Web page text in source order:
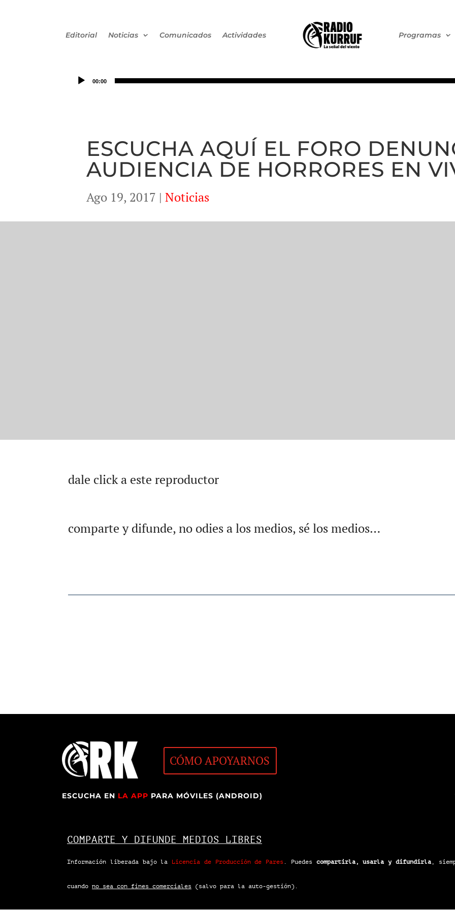
Editorial Noticias Comunicados Actividades Programas
00:00
ESCUCHA AQUÍ EL FORO
AUDIENCIA DE HORRORES EN
Ago 19, 2017 |Noticias
dale click a este reproductor
comparte y difunde, no odies a los medios, sé los medios…
CÓMO APOYARNOS
ESCUCHA EN LA APP PARA MÓVILES (ANDROID)
COMPARTE Y DIFUNDE MEDIOS LIBRES
Información liberada bajo la Licencia de Producción de Pares . Puedes compartirla, usarla y difundirla,
cuando no sea con fines comerciales (salvo para la auto-gestión).